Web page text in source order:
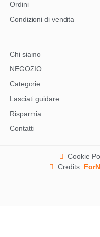
Ordini
Condizioni di vendita
Chi siamo
NEGOZIO
Categorie
Lasciati guidare
Risparmia
Contatti
Cookie
Credits: